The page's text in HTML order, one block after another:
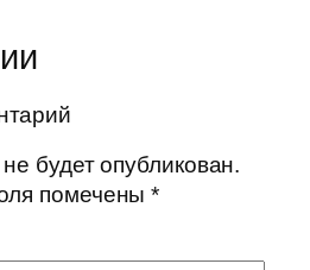
будет опубликован.
помечены*